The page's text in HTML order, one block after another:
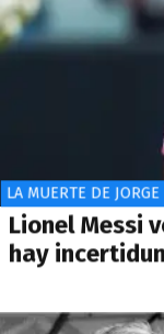
LA MUERTE DE JORGE
Lionel Messi
hay